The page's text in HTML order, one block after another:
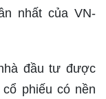
nhất của VN-
đầu tư được
phiếu có nền